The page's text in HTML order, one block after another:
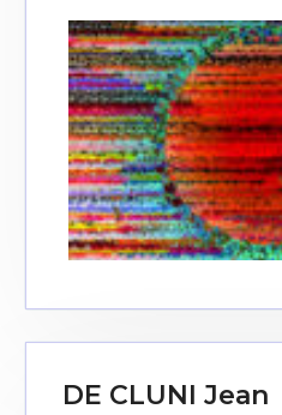
DE CLUNI Jean